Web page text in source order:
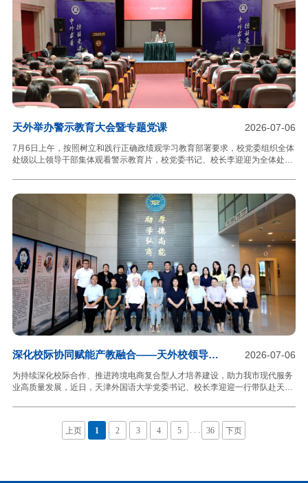
以此次会面为契机，围绕国际中文教育、师生互访、文化研学等领域紧密合
作。会谈结束后，双方共同签署校际合作框架协议。下一步，两校
2026-07-06
天外举办警示教育大会暨专题党课
7月6日上午，按照树立和践行正确政绩观学习教育部署要求，校党委组织全体
处级以上领导干部集体观看警示教育片，校党委书记、校长李迎迎为全体处级
年是中国共产党成立105周年，在全党开展树立和践行正确政绩观学习教育，
是以习近平同志为核心的党中央作出的重大决策部署，是今年党的建设的重要
任务。全校各级党组织和广大党员、干部要全面落实“十六字”总要求，坚决做
到深学下真功、严查动真格、实干见真章，始终保持一以贯之的劲头，确保学
习教育取得扎实成效。李迎迎指出，要认真贯彻二十届中央纪委五次全会精
神，落实中央和市委警示教育大会部署，把学习贯彻习近平
2026-07-06
深化校际协同赋能产教融合——天外校领导带
为持续深化校际合作、推进跨境电商复合型人才培养建设，助力我市现代服务
业高质量发展，近日，天津外国语大学党委书记、校长李迎迎一行带队赴天津
长武春平全程参加。两校围绕人才培养、教材建设、国际交流、科研服务等内
容开展座谈研讨，达成多项务实合作共识。交流期间，李迎迎一行先后参观天
津商务职业学院校史馆、华商文化体验与职业技能演练中心、中国关务行业文
上页 1 2 3 4 5 . . . 36 下页